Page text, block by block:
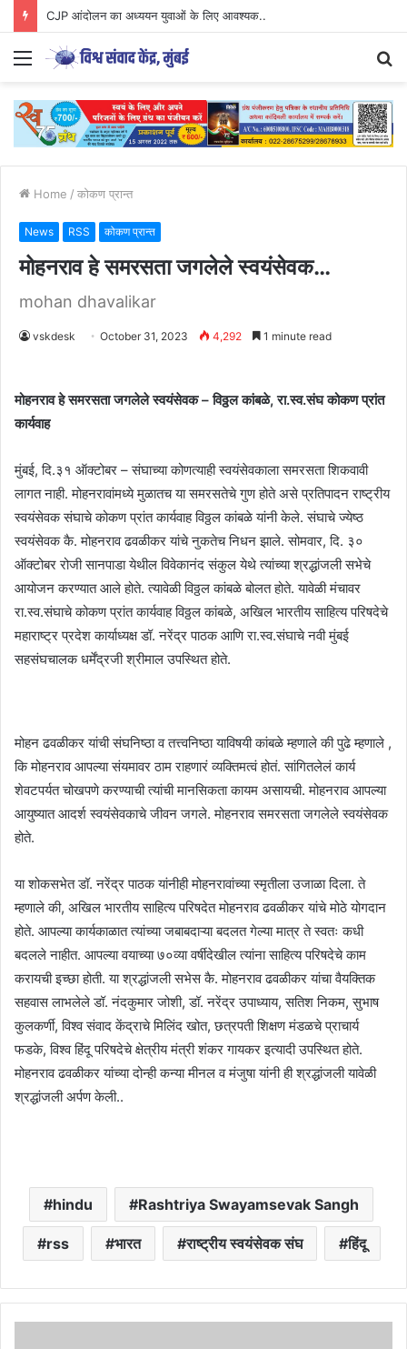
CJP आंदोलन का अध्ययन युवाओं के लिए आवश्यक..
Menu
Home / कोकण प्रान्त
News RSS कोकण प्रान्त
मोहनराव हे समरसता जगलेले स्वयंसेवक…
mohan dhavalikar
vskdesk October 31, 2023 4,292 1 minute read
मोहनराव हे समरसता जगलेले स्वयंसेवक – विठ्ठल कांबळे, रा.स्व.संघ कोकण प्रांत
कार्यवाह
मुंबई, दि.३१ ऑक्टोबर – संघाच्या कोणत्याही स्वयंसेवकाला समरसता शिकवावी
लागत नाही. मोहनरावांमध्ये मुळातच या समरसतेचे गुण होते असे प्रतिपादन राष्ट्रीय
स्वयंसेवक संघाचे कोकण प्रांत कार्यवाह विठ्ठल कांबळे यांनी केले. संघाचे ज्येष्ठ
स्वयंसेवक कै. मोहनराव ढवळीकर यांचे नुकतेच निधन झाले. सोमवार, दि. ३०
ऑक्टोबर रोजी सानपाडा येथील विवेकानंद संकुल येथे त्यांच्या श्रद्धांजली सभेचे
आयोजन करण्यात आले होते. त्यावेळी विठ्ठल कांबळे बोलत होते. यावेळी मंचावर
रा.स्व.संघाचे कोकण प्रांत कार्यवाह विठ्ठल कांबळे, अखिल भारतीय साहित्य परिषदेचे
महाराष्ट्र प्रदेश कार्याध्यक्ष डॉ. नरेंद्र पाठक आणि रा.स्व.संघाचे नवी मुंबई
सहसंघचालक धर्मेंद्रजी श्रीमाल उपस्थित होते.
मोहन ढवळीकर यांची संघनिष्ठा व तत्त्वनिष्ठा याविषयी कांबळे म्हणाले की पुढे म्हणाले ,
कि मोहनराव आपल्या संयमावर ठाम राहणारं व्यक्तिमत्वं होतं. सांगितलेलं कार्य
शेवटपर्यत चोखपणे करण्याची त्यांची मानसिकता कायम असायची. मोहनराव आपल्या
आयुष्यात आदर्श स्वयंसेवकाचे जीवन जगले. मोहनराव समरसता जगलेले स्वयंसेवक
होते.
या शोकसभेत डॉ. नरेंद्र पाठक यांनीही मोहनरावांच्या स्मृतीला उजाळा दिला. ते
म्हणाले की, अखिल भारतीय साहित्य परिषदेत मोहनराव ढवळीकर यांचे मोठे योगदान
होते. आपल्या कार्यकाळात त्यांच्या जबाबदाऱ्या बदलत गेल्या मात्र ते स्वतः कधी
बदलले नाहीत. आपल्या वयाच्या ७०व्या वर्षीदेखील त्यांना साहित्य परिषदेचे काम
करायची इच्छा होती. या श्रद्धांजली सभेस कै. मोहनराव ढवळीकर यांचा वैयक्तिक
सहवास लाभलेले डॉ. नंदकुमार जोशी, डॉ. नरेंद्र उपाध्याय, सतिश निकम, सुभाष
कुलकर्णी, विश्व संवाद केंद्राचे मिलिंद खोत, छत्रपती शिक्षण मंडळचे प्राचार्य
फडके, विश्व हिंदू परिषदेचे क्षेत्रीय मंत्री शंकर गायकर इत्यादी उपस्थित होते.
मोहनराव ढवळीकर यांच्या दोन्ही कन्या मीनल व मंजुषा यांनी ही श्रद्धांजली यावेळी
श्रद्धांजली अर्पण केली..
hindu Rashtriya Swayamsevak Sangh
rss भारत राष्ट्रीय स्वयंसेवक संघ हिंदू